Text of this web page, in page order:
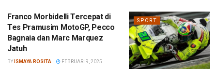
SPORT
Franco Morbidelli Tercepat di
Tes Pramusim MotoGP, Pecco
Bagnaia dan Marc Marquez
Jatuh
BY ISMAYA ROSITA FEBRUARI 9, 2025